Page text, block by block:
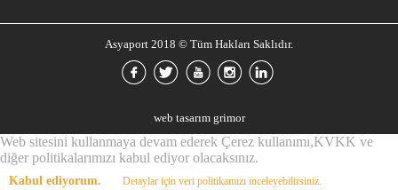
Asyaport 2018 © Tüm Hakları Saklıdır.
web tasarım grimor
Web sitesini kullanmaya devam ederek Çerez kullanımı,KVKK ve
diğer politikalarımızı kabul ediyor olacaksınız.
Kabul ediyorum. Detaylar için veri politikamızı inceleyebilirsiniz.